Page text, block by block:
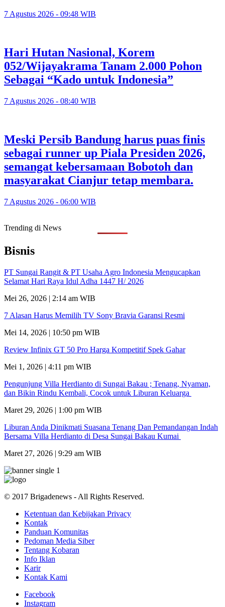
7 Agustus 2026 - 09:48 WIB
Hari Hutan Nasional, Korem
052/Wijayakrama Tanam 2.000 Pohon
Sebagai “Kado untuk Indonesia”
7 Agustus 2026 - 08:40 WIB
Meski Persib Bandung harus puas finis
sebagai runner up Piala Presiden 2026,
semangat kebersamaan Bobotoh dan
masyarakat Cianjur tetap membara.
7 Agustus 2026 - 06:00 WIB
Trending di News
Bisnis
PT Sungai Rangit & PT Usaha Agro Indonesia Mengucapkan
Selamat Hari Raya Idul Adha 1447 H/ 2026
Mei 26, 2026 | 2:14 am WIB
7 Alasan Harus Memilih TV Sony Bravia Garansi Resmi
Mei 14, 2026 | 10:50 pm WIB
Review Infinix GT 50 Pro Harga Kompetitif Spek Gahar
Mei 1, 2026 | 4:11 pm WIB
Pengunjung Villa Herdianto di Sungai Bakau ; Tenang, Nyaman,
dan Bikin Rindu Kembali, Cocok untuk Liburan Keluarga
Maret 29, 2026 | 1:00 pm WIB
Liburan Anda Dinikmati Suasana Tenang Dan Pemandangan Indah
Bersama Villa Herdianto di Desa Sungai Bakau Kumai
Maret 27, 2026 | 9:29 am WIB
© 2017 Brigadenews - All Rights Reserved.
Ketentuan dan Kebijakan Privacy
Kontak
Panduan Komunitas
Pedoman Media Siber
Tentang Kobaran
Info Iklan
Karir
Kontak Kami
Facebook
Instagram